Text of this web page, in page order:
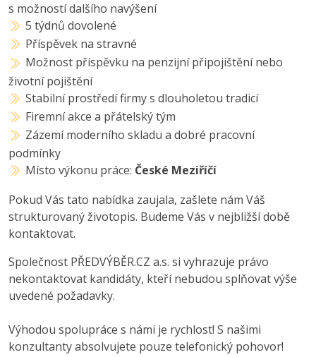
s možností dalšího navýšení
5 týdnů dovolené
Příspěvek na stravné
Možnost příspěvku na penzijní připojištění nebo
životní pojištění
Stabilní prostředí firmy s dlouholetou tradicí
Firemní akce a přátelský tým
Zázemí moderního skladu a dobré pracovní
podmínky
Místo výkonu práce: České Meziříčí
Pokud Vás tato nabídka zaujala, zašlete nám Váš
strukturovaný životopis. Budeme Vás v nejbližší době
kontaktovat.
Společnost PŘEDVÝBĚR.CZ a.s. si vyhrazuje právo
nekontaktovat kandidáty, kteří nebudou splňovat výše
uvedené požadavky.
Výhodou spolupráce s námi je rychlost! S našimi
konzultanty absolvujete pouze telefonický pohovor!